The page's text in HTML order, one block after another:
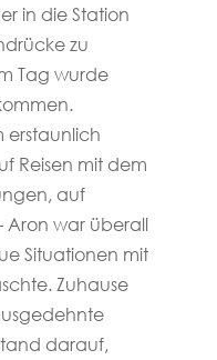
in die Station
zu
Tag wurde
erstaunlich
Reisen mit dem
auf
Aron war überall
Situationen mit
Zuhause
darauf,